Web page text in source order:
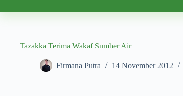
Tazakka Terima Wakaf Sumber Air
Firmana Putra 14 November 2012